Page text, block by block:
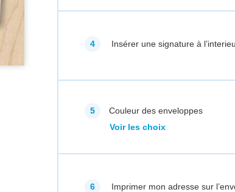
Insérer une signature à
Couleur des enveloppes
Voir les choix
Imprimer mon adresse sur